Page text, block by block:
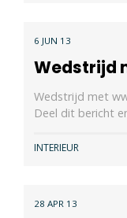
6 JUN 13
Wedstrijd
Wedstrijd met
Deel dit bericht
INTERIEUR
28 APR 13